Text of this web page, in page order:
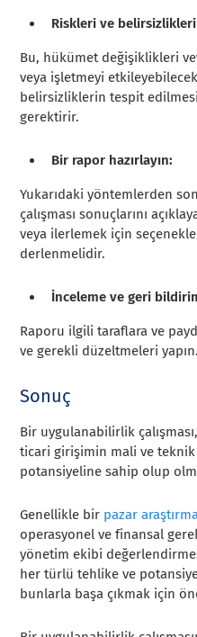
Riskleri ve
Bu, hükümet değişiklikleri
veya işletmeyi
belirsizliklerin tespit
gerektirir.
Bir rapor hazırlayın:
Yukarıdaki yöntemlerden
çalışması sonuçlarını
veya ilerlemek için
derlenmelidir.
İnceleme ve geri
Raporu ilgili taraflara ve
ve gerekli düzeltmeleri yapın.
Sonuç
Bir uygulanabilirlik
ticari girişimin mali ve teknik
potansiyeline sahip olup
Genellikle bir pazar
operasyonel ve finansal
yönetim ekibi
her türlü tehlike ve
bunlarla başa çıkmak için